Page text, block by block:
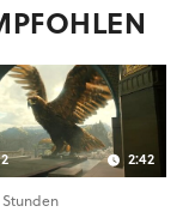
2:42
Stunden